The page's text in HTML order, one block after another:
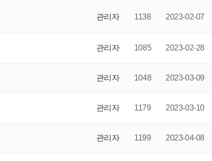
관리자 1138 2023-02-07
관리자 1085 2023-02-28
관리자 1048 2023-03-09
관리자 1179 2023-03-10
관리자 1199 2023-04-08